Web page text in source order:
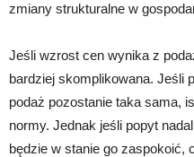
zmiany strukturalne w
Jeśli wzrost cen wynika z
bardziej skomplikowana. Jeśli
podaż pozostanie taka sama,
normy. Jednak jeśli popyt
będzie w stanie go zaspokoić,